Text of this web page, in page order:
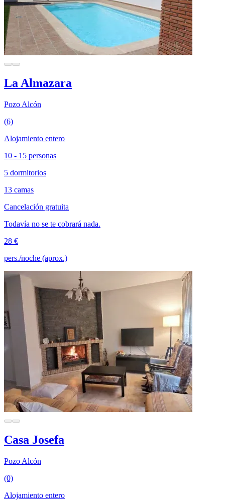
La Almazara
Pozo Alcón
(6)
Alojamiento entero
10 - 15 personas
5 dormitorios
13 camas
Cancelación gratuita
Todavía no se te cobrará nada.
28 €
pers./noche (aprox.)
Casa Josefa
Pozo Alcón
(0)
Alojamiento entero